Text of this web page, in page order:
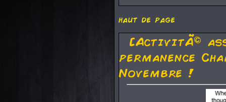
haut de page
[ActivitÃ©
permanence
Novembre !